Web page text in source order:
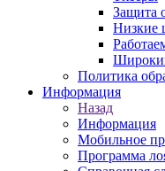
Защита
Низкие
Политика
Информация
Назад
Информация
Мобильное
Программа